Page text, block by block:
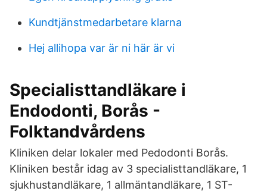
Kundtjänstmedarbetare klarna
Hej allihopa var är ni här är vi
Specialisttandläkare i
Endodonti, Borås -
Folktandvårdens
Kliniken delar lokaler med Pedodonti Borås.
Kliniken består idag av 3 specialisttandläkare, 1
sjukhustandläkare, 1 allmäntandläkare, 1 ST-